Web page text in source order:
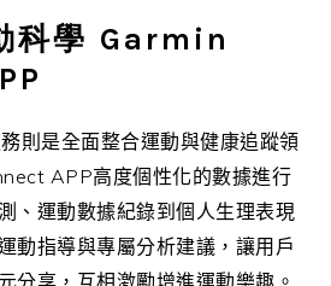
科學 Garmin
則是全面整合運動與健康追蹤領
APP高度個性化的數據進行
、運動數據紀錄到個人生理表現
動指導與專屬分析建議，讓用戶
分享，互相激勵增進運動樂趣。